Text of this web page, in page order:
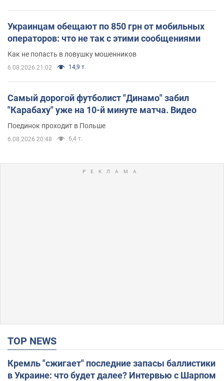
Украинцам обещают по 850 грн от мобильных
операторов: что не так с этими сообщениями
Как не попасть в ловушку мошенников
6.08.2026 21:02 14,9 т.
Самый дорогой футболист "Динамо" забил
"Карабаху" уже на 10-й минуте матча. Видео
Поединок проходит в Польше
6.08.2026 20:48 6,4 т.
TOP NEWS
Кремль "сжигает" последние запасы баллистики
в Украине: что будет далее? Интервью с Шарпом